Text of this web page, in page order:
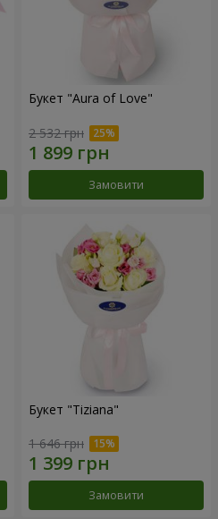
Букет "Aura of Love"
2 532 грн
Замовити
Букет "Tiziana"
1 646 грн
Замовити